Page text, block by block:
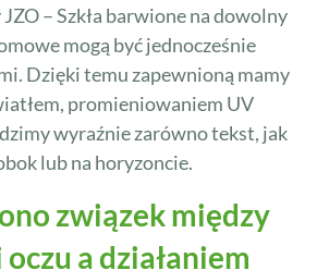
– Szkła barwione na dowolny
mogą być jednocześnie
Dzięki temu zapewnioną mamy
promieniowaniem UV
wyraźnie zarówno tekst, jak
lub na horyzoncie.
związek między
a działaniem